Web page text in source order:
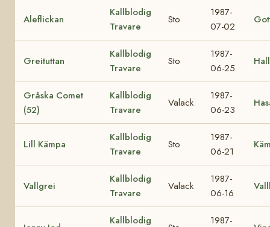
Aleflickan
Kallblodig
Travare
Sto
1987-
07-02
Greituttan
Kallblodig
Travare
Sto
1987-
06-25
Gråska Comet
(52)
Kallblodig
Travare
Valack
1987-
06-23
Lill Kämpa
Kallblodig
Travare
Sto
1987-
06-21
Vallgrei
Kallblodig
Travare
Valack
1987-
06-16
Kallblodig 1987-